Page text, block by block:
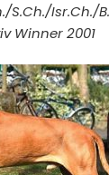
S.Ch./Isr.Ch./
Winner 2001